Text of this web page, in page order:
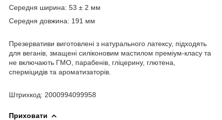
Середня ширина: 53 ± 2 мм
Середня довжина: 191 мм
Презервативи виготовлені з натурального латексу, підходять
для веганів, змащені силіконовим мастилом преміум-класу та
не включають ГМО, парабенів, гліцерину, глютена,
сперміцидів та ароматизаторів.
Штрихкод: 2000994099958
Приховати